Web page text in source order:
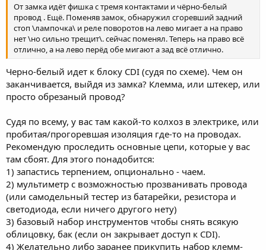
От замка идёт фишка с тремя контактами и чёрно-белый
провод . Ещё. Поменяв замок, обнаружил сгоревший задний
стоп \лампочка\ и реле поворотов на лево мигает а на право
нет \но сильно трещит\. сейчас поменял. Теперь на право всё
отлично, а на лево перёд обе мигают а зад всё отлично.
Черно-белый идет к блоку CDI (судя по схеме). Чем он
заканчивается, выйдя из замка? Клемма, или штекер, или
просто обрезаный провод?
Судя по всему, у вас там какой-то колхоз в электрике, или
пробитая/прогоревшая изоляция где-то на проводах.
Рекомендую проследить основные цепи, которые у вас
там сбоят. Для этого понадобится:
1) запастись терпением, опционально - чаем.
2) мультиметр с возможностью прозванивать провода
(или самодельный тестер из батарейки, резистора и
светодиода, если ничего другого нету)
3) базовый набор инструментов чтобы снять всякую
облицовку, бак (если он закрывает доступ к CDI).
4) Желательно либо заранее прикупить набор клемм-